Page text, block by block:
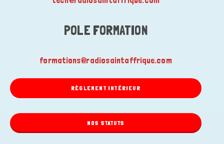
POLE FORMATION
formations@radiosaintaffrique.com
RÈGLEMENT INTÉRIEUR
NOS STATUTS